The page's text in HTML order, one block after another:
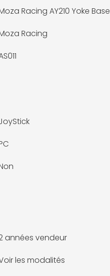
Racing AY210 Yoke Base
Racing
années vendeur
les modalités